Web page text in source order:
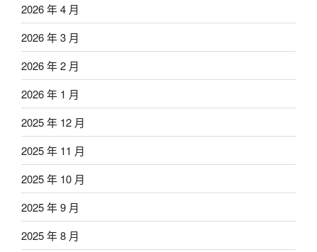
2026 年 4 月
2026 年 3 月
2026 年 2 月
2026 年 1 月
2025 年 12 月
2025 年 11 月
2025 年 10 月
2025 年 9 月
2025 年 8 月